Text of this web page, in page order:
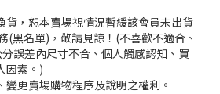
，恕本賣場視情況暫緩該會員未出貨
(黑名單)，敬請見諒！(不喜歡不適合、
誤差內尺寸不合、個人觸感認知、買
因素。)
更賣場購物程序及說明之權利。